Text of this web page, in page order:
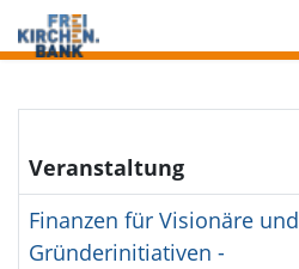
Veranstaltung
Finanzen für Visionäre und
Gründerinitiativen -